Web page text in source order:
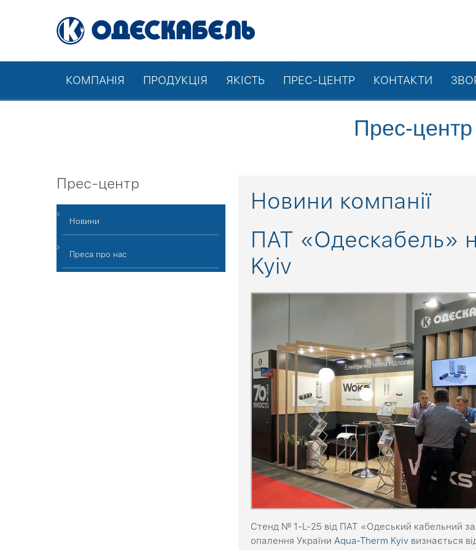
КОМПАНІЯ ПРОДУКЦІЯ ЯКІСТЬ ПРЕС-ЦЕНТР КОНТАКТИ
Прес-центр
Прес-центр
Новини
Преса про нас
Новини компанії
ПАТ «Одескабель»
Kyiv
Стенд № 1-L-25 від ПАТ «Одеський кабельний
опалення України Aqua-Therm Kyiv визнається